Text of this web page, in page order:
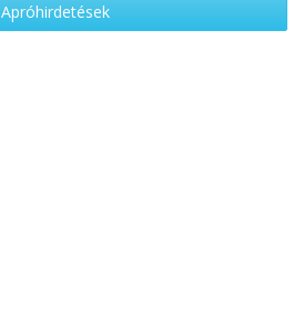
Apróhirdetések